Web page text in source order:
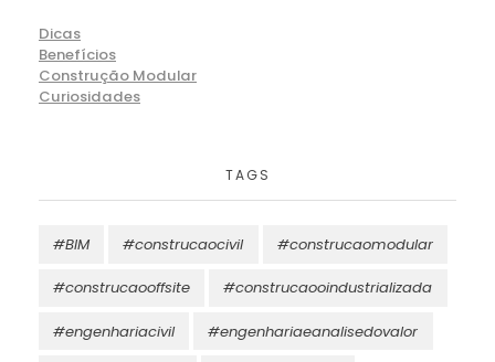
Dicas
Benefícios
Construção Modular
Curiosidades
TAGS
#BIM #construcaocivil #construcaomodular
#construcaooffsite #construcaooindustrializada
#engenhariacivil #engenhariaeanalisedovalor